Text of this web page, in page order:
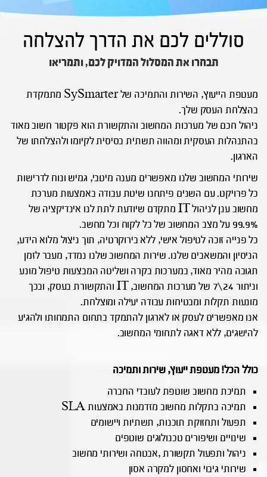
סוללים לכם את הדרך להצלחה
תבחרו את המסלול המדויק לכם, ותמריאו
מעטפת הייעוץ, השירות והתמיכה של SySmarter מתמקדת
בהצלחת העסק שלך.
ניהול חכם של מערכות המחשוב והתקשורת הוא פקטור חשוב מאוד
בהתנהלות העסקית ומהווה תשתית בסיסית לקיומו ולהצלחתו של
הארגון.
שירותי המחשוב שלנו מאפשרים מענה מיטבי, גמיש ונוח לדרישות
כל פרויקט. עם השנים פיתחנו שיטת עבודה באמצעות מערכת
מחשוב ענן לניהול IT מתקדם שיודעת לתת לנו אינדיקציה של
99.9% על מצב המחשוב של כל לקוח וכל מחשב.
כל פנייה זוכה לטיפול אישי, ללא בירוקרטיה, תוך ניצול מלוא הידע,
הניסיון והמשאבים שלנו. שירות המחשוב שלנו נמדד, מעבר לזמן
תגובה מהיר מאוד, במערכות בקרה ושליטה המבצעות טיפול מונע
וניתור 24\7 של מערכות המחשוב, IT והתקשורת בעסק, ובכך
מונעות תקלות ומבטיחות עבודה יעילה ומוצלחת.
אנו מאפשרים לעסק או לארגון להתמקד בתחום התמחותו ולהגיע
להישגים, ללא דאגה לתחומי המחשוב.
כולל הכל! מעטפת ייעוץ, שירות ותמיכה
תמיכת מחשוב שוטפת לעובדי החברה
תמיכה בתקלות מחשוב מזדמנות באמצעות SLA
תפעול ותחזוקת תוכנות, תשתיות ויישומים
שינויים ושיפורים טכנולוגים שוטפים
ניהול ותפעול תקשורת ,אבטחה ושירותי מחשוב
שירותי גיבוי ואחסון למקרה אסון